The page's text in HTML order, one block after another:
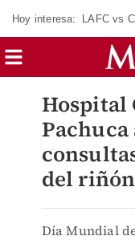
Hoy interesa: LAFC vs
Hospital
del
Día Mundial